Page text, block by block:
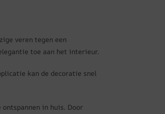
veren tegen een
toe aan het interieur.
kan de decoratie snel
in huis. Door